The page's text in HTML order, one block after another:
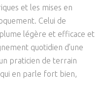
et les mises en
Celui de
légère et efficace et
quotidien d’une
praticien de terrain
en parle fort bien,